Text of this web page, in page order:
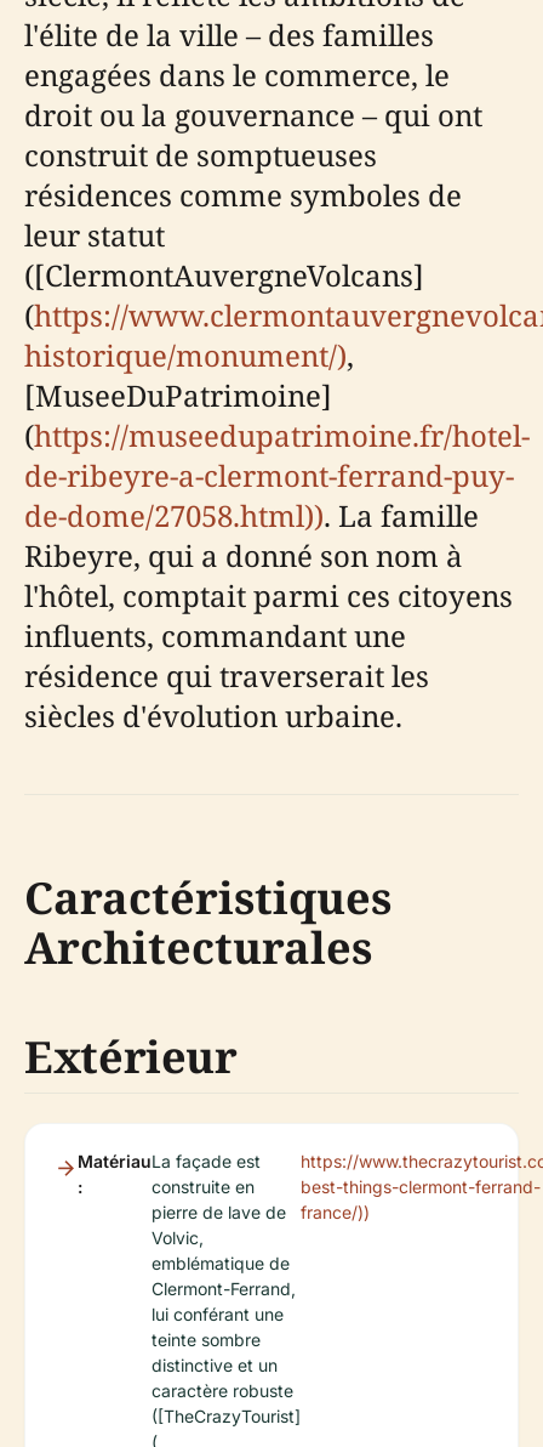
l'élite de la ville – des familles
engagées dans le commerce, le
droit ou la gouvernance – qui ont
construit de somptueuses
résidences comme symboles de
leur statut
([ClermontAuvergneVolcans]
(https://
historique/monument/),
[MuseeDuPatrimoine]
(https://museedupatrimoine.fr/hotel-
de-ribeyre-a-clermont-ferrand-puy-
de-dome/27058.html)). La famille
Ribeyre, qui a donné son nom à
l'hôtel, comptait parmi ces citoyens
influents, commandant une
résidence qui traverserait les
siècles d'évolution urbaine.
Caractéristiques
Architecturales
Extérieur
Matériau
:
La façade est
construite en
pierre de lave de
Volvic,
emblématique de
Clermont-Ferrand,
lui conférant une
teinte sombre
distinctive et un
caractère robuste
([TheCrazyTourist]
(
https://
best-things-clermont-ferrand-
france/))